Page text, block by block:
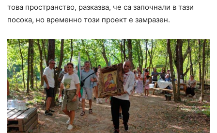
това пространство, разказва, че са започнали в тази
посока, но временно този проект е замразен.